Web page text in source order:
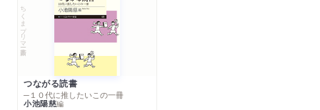
ちくまプリマー新書
つながる読書
─１０代に推したいこの一冊
小池陽慈編